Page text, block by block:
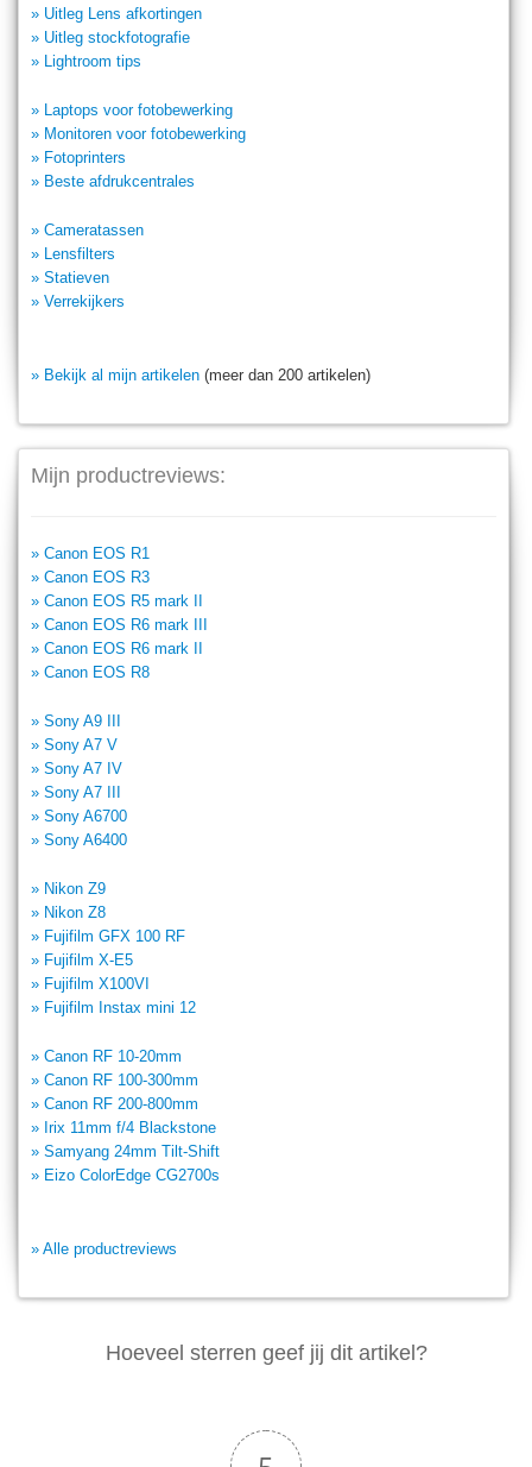
» Uitleg Lens afkortingen
» Uitleg stockfotografie
» Lightroom tips
» Laptops voor fotobewerking
» Monitoren voor fotobewerking
» Fotoprinters
» Beste afdrukcentrales
» Cameratassen
» Lensfilters
» Statieven
» Verrekijkers
» Bekijk al mijn artikelen (meer dan 200 artikelen)
Mijn productreviews:
» Canon EOS R1
» Canon EOS R3
» Canon EOS R5 mark II
» Canon EOS R6 mark III
» Canon EOS R6 mark II
» Canon EOS R8
» Sony A9 III
» Sony A7 V
» Sony A7 IV
» Sony A7 III
» Sony A6700
» Sony A6400
» Nikon Z9
» Nikon Z8
» Fujifilm GFX 100 RF
» Fujifilm X-E5
» Fujifilm X100VI
» Fujifilm Instax mini 12
» Canon RF 10-20mm
» Canon RF 100-300mm
» Canon RF 200-800mm
» Irix 11mm f/4 Blackstone
» Samyang 24mm Tilt-Shift
» Eizo ColorEdge CG2700s
» Alle productreviews
Hoeveel sterren geef jij dit artikel?